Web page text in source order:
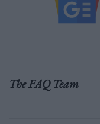
The FAQ Team